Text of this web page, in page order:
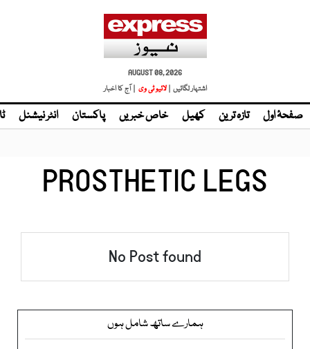
AUGUST 08, 2026
اشتہار لگائیں | لائیو ٹی وی | آج کا اخبار
صفحۂ اول تازہ ترین کھیل خاص خبریں پاکستان انٹر نیشنل
PROSTHETIC LEGS
No Post found
ہمارے ساتھ شامل ہوں